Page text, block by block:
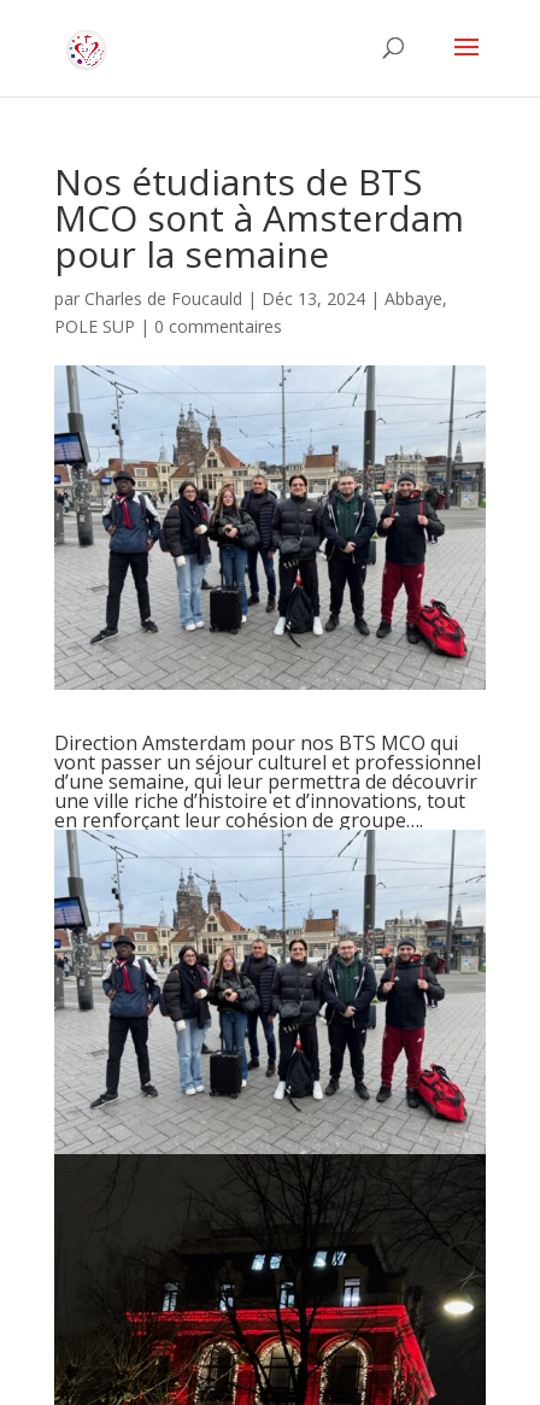
Nos étudiants de BTS
MCO sont à Amsterdam
pour la semaine
par Charles de Foucauld | Déc 13, 2024| Abbaye,
POLE SUP | 0 commentaires
Direction Amsterdam pour nos BTS MCO qui
vont passer un séjour culturel et professionnel
d’une semaine, qui leur permettra de découvrir
une ville riche d’histoire et d’innovations, tout
en renforçant leur cohésion de groupe….